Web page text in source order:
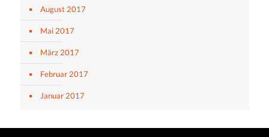
August 2017
Mai 2017
März 2017
Februar 2017
Januar 2017